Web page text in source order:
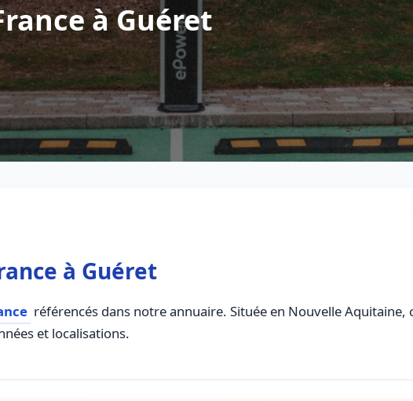
à Guéret
à Guéret
référencés dans notre annuaire. Située en Nouvelle
et localisations.